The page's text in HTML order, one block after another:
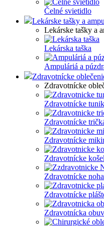
Čelné svietidlo
Lekárske tašky a
Lekárske tašky a
Lekárska taška
Ampuláriá a
Zdravotnícke
Zdravotnícke
Zdravotnícke
Zdravotnícke
Zdravotnícke
Zdravotnícke
Zdravotnícke
Zdravotnícke
Zdravotnícka obuv